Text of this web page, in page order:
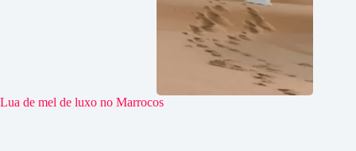
Lua de mel de luxo no Marrocos